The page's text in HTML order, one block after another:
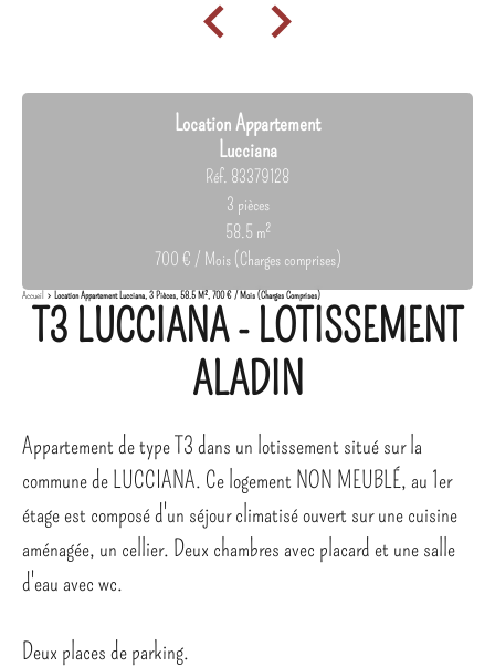
Location Appartement
Lucciana
Réf. 83379128
3 pièces
58.5 m²
700 € / Mois (Charges comprises)
Accueil Location Appartement Lucciana, 3 Pièces, 58.5 M², 700 € / Mois (Charges Comprises)
T3 LUCCIANA - LOTISSEMENT
ALADIN
Appartement de type T3 dans un lotissement situé sur la
commune de LUCCIANA. Ce logement NON MEUBLÉ, au 1er
étage est composé d'un séjour climatisé ouvert sur une cuisine
aménagée, un cellier. Deux chambres avec placard et une salle
d'eau avec wc.
Deux places de parking.